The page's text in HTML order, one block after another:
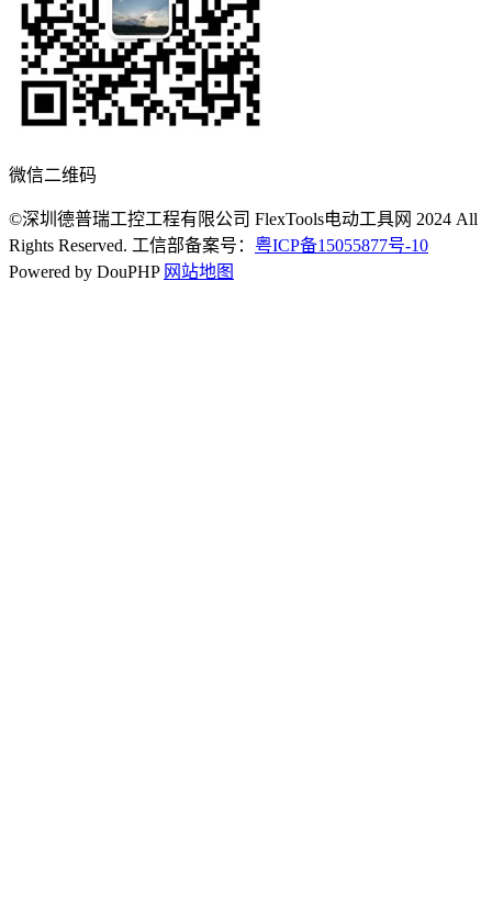
微信二维码
©深圳德普瑞工控工程有限公司 FlexTools电动工具网 2024 All
Rights Reserved. 工信部备案号： 粤ICP备15055877号-10
Powered by DouPHP 网站地图